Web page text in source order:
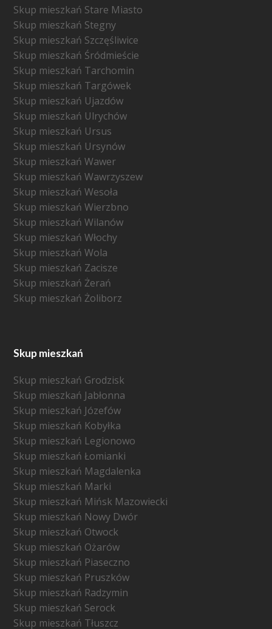
Skup mieszkań Stare Miasto
Skup mieszkań Stegny
Skup mieszkań Szczęśliwice
Skup mieszkań Śródmieście
Skup mieszkań Tarchomin
Skup mieszkań Targówek
Skup mieszkań Ujazdów
Skup mieszkań Ulrychów
Skup mieszkań Ursus
Skup mieszkań Ursynów
Skup mieszkań Wawer
Skup mieszkań Wawrzyszew
Skup mieszkań Wesoła
Skup mieszkań Wierzbno
Skup mieszkań Wilanów
Skup mieszkań Włochy
Skup mieszkań Wola
Skup mieszkań Zacisze
Skup mieszkań Żerań
Skup mieszkań Żoliborz
Skup mieszkań
Skup mieszkań Grodzisk
Skup mieszkań Jabłonna
Skup mieszkań Józefów
Skup mieszkań Kobyłka
Skup mieszkań Legionowo
Skup mieszkań Łomianki
Skup mieszkań Magdalenka
Skup mieszkań Marki
Skup mieszkań Mińsk Mazowiecki
Skup mieszkań Nowy Dwór
Skup mieszkań Otwock
Skup mieszkań Ożarów
Skup mieszkań Piaseczno
Skup mieszkań Pruszków
Skup mieszkań Radzymin
Skup mieszkań Serock
Skup mieszkań Tłuszcz